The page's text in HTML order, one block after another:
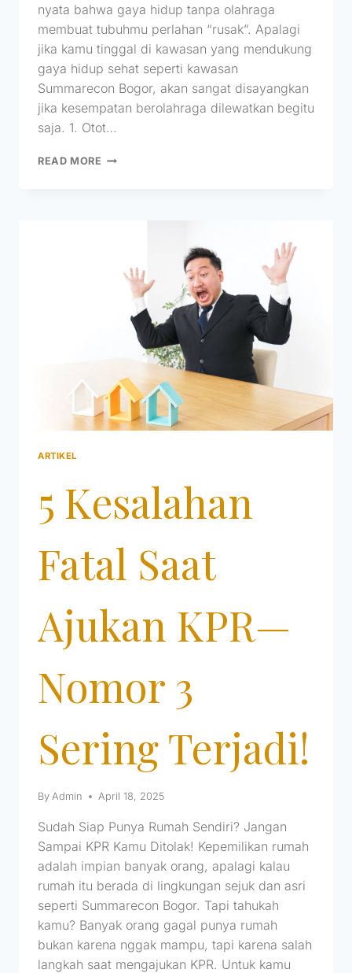
nyata bahwa gaya hidup tanpa olahraga
membuat tubuhmu perlahan “rusak”. Apalagi
jika kamu tinggal di kawasan yang mendukung
gaya hidup sehat seperti kawasan
Summarecon Bogor, akan sangat disayangkan
jika kesempatan berolahraga dilewatkan begitu
saja. 1. Otot…
READ MORE
ARTIKEL
5 Kesalahan
Fatal Saat
Ajukan KPR—
Nomor 3
Sering Terjadi!
By Admin April 18, 2025
Sudah Siap Punya Rumah Sendiri? Jangan
Sampai KPR Kamu Ditolak! Kepemilikan rumah
adalah impian banyak orang, apalagi kalau
rumah itu berada di lingkungan sejuk dan asri
seperti Summarecon Bogor. Tapi tahukah
kamu? Banyak orang gagal punya rumah
bukan karena nggak mampu, tapi karena salah
langkah saat mengajukan KPR. Untuk kamu